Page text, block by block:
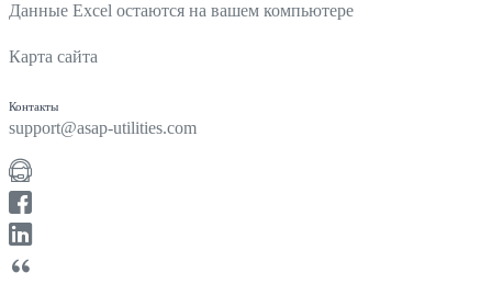
Данные Excel остаются на вашем компьютере
Карта сайта
Контакты
support@asap-utilities.com